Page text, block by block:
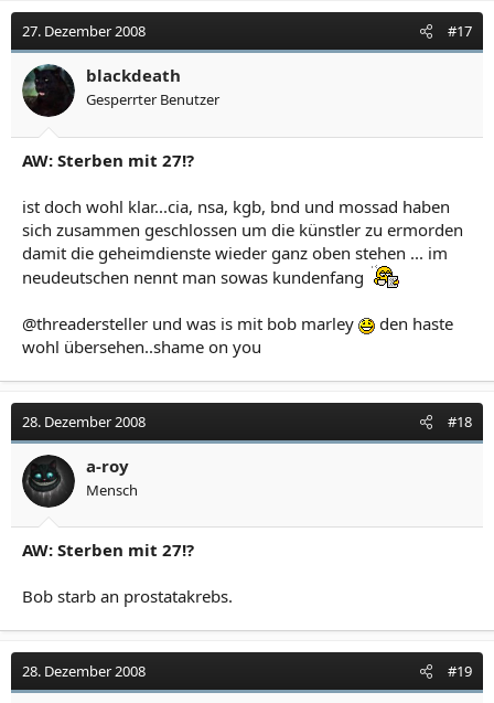
27. Dezember 2008 #17
blackdeath
Gesperrter Benutzer
AW: Sterben mit 27!?
ist doch wohl klar...cia, nsa, kgb, bnd und mossad haben
sich zusammen geschlossen um die künstler zu ermorden
damit die geheimdienste wieder ganz oben stehen ... im
neudeutschen nennt man sowas kundenfang
@threadersteller und was is mit bob marley
den haste
wohl übersehen..shame on you
28. Dezember 2008 #18
a-roy
Mensch
AW: Sterben mit 27!?
Bob starb an prostatakrebs.
28. Dezember 2008 #19